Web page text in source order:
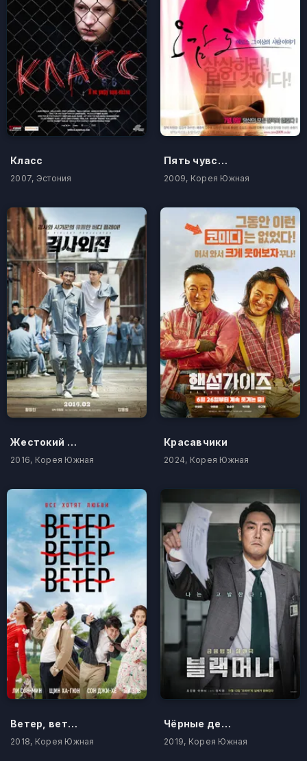
Класс
2007, Эстония
Пять чувств Эроса
2009, Корея Южная
Жестокий прокурор
2016, Корея Южная
Красавчики
2024, Корея Южная
Ветер, ветер, ветер
2018, Корея Южная
Чёрные деньги
2019, Корея Южная